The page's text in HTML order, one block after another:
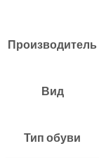
Производитель
Вид
Тип обуви